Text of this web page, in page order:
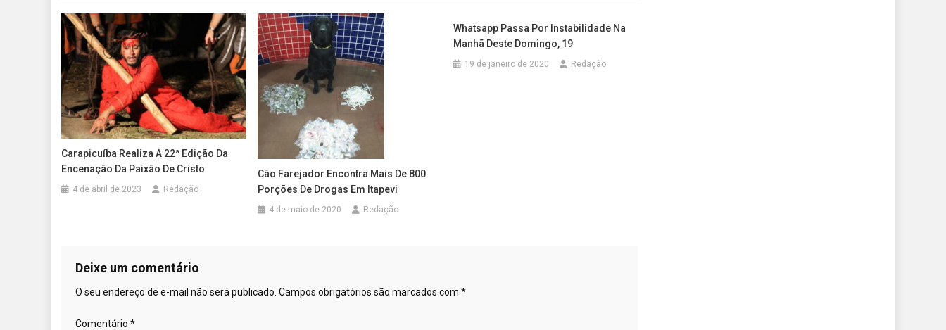
Carapicuíba Realiza A 22ª Edição Da
Encenação Da Paixão De Cristo
4 de abril de 2023 Redação
Cão Farejador Encontra Mais De 800
Porções De Drogas Em Itapevi
4 de maio de 2020 Redação
Whatsapp Passa Por Instabilidade Na
Manhã Deste Domingo, 19
19 de janeiro de 2020 Redação
Deixe um comentário
O seu endereço de e-mail não será publicado. Campos obrigatórios são marcados com *
Comentário *